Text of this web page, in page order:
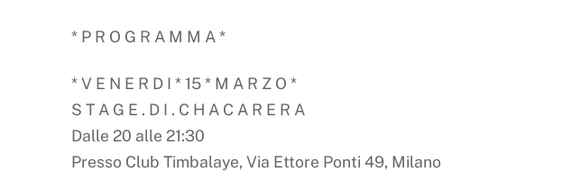
* P R O G R A M M A *
* V E N E R D I * 15 * M A R Z O *
S T A G E . D I . C H A C A R E R A
Dalle 20 alle 21:30
Presso Club Timbalaye, Via Ettore Ponti 49, Milano